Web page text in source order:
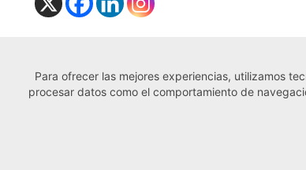
← Noticia anterior
Para ofrecer las mejores experiencias, utilizamos
procesar datos como el comportamiento de